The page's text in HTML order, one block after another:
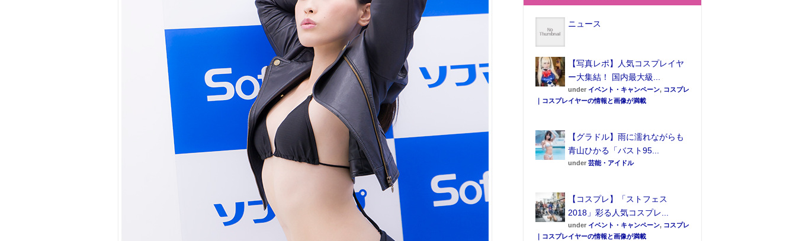
ニュース
【写真レポ】人気コスプレイヤ
ー大集結！ 国内最大級...
under イベント・キャンペーン, コスプレ
｜コスプレイヤーの情報と画像が満載
【グラドル】雨に濡れながらも
青山ひかる「バスト95...
under 芸能・アイドル
【コスプレ】「ストフェス
2018」彩る人気コスプレ...
under イベント・キャンペーン, コスプレ
｜コスプレイヤーの情報と画像が満載